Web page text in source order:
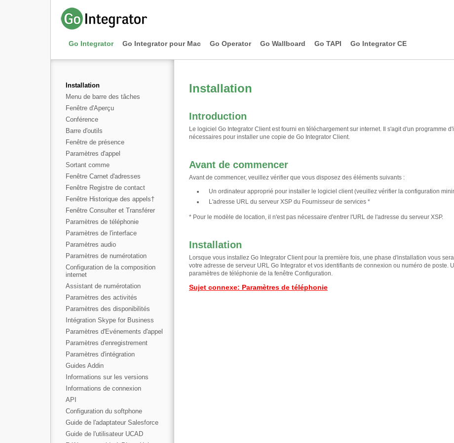
Go Integrator Go Integrator pour Mac Go Operator Go Wallboard Go TAPI Go Integrator CE
Installation
Menu de barre des tâches
Fenêtre d'Aperçu
Conférence
Barre d'outils
Fenêtre de présence
Paramètres d'appel
Sortant comme
Fenêtre Carnet d'adresses
Fenêtre Registre de contact
Fenêtre Historique des appels†
Fenêtre Consulter et Transférer
Paramètres de téléphonie
Paramètres de l'interface
Paramètres audio
Paramètres de numérotation
Configuration de la composition
internet
Assistant de numérotation
Paramètres des activités
Paramètres des disponibilités
Intégration Skype for Business
Paramètres d'Evénements d'appel
Paramètres d'enregistrement
Paramètres d'intégration
Guides Addin
Informations sur les versions
Informations de connexion
API
Configuration du softphone
Guide de l'adaptateur Salesforce
Guide de l'utilisateur UCAD
Installation
Introduction
Le logiciel Go Integrator Client est fourni en téléchargement sur internet. Il s'agit d'un programme
nécessaires pour installer une copie de Go Integrator Client.
Avant de commencer
Avant de commencer, veuillez vérifier que vous disposez des éléments suivants :
Un ordinateur approprié pour installer le logiciel client (veuillez vérifier la configuration
L'adresse URL du serveur XSP du Fournisseur de services *
* Pour le modèle de location, il n'est pas nécessaire d'entrer l'URL de l'adresse du serveur XSP.
Installation
Lorsque vous installez Go Integrator Client pour la première fois, une phase d'installation vous
votre adresse de serveur URL Go Integrator et vos identifiants de connexion ou numéro de poste.
paramètres de téléphonie de la fenêtre Configuration.
Sujet connexe: Paramètres de téléphonie